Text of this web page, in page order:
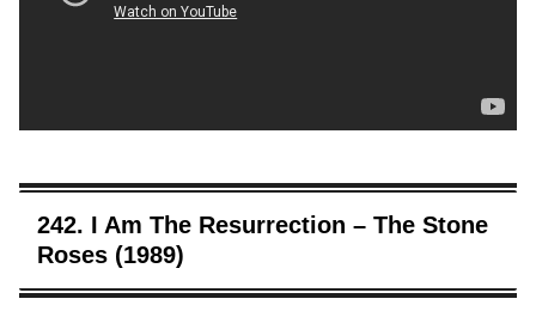
242. I Am The Resurrection – The Stone
Roses (1989)